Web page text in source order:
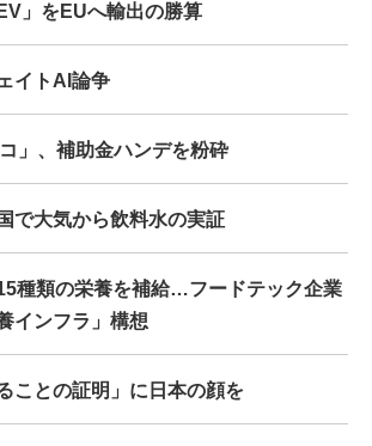
」をEUへ輸出の勝算
イトAI論争
」、補助金ハンデを粉砕
で大気から飲料水の実証
種類の栄養を補給…フードテック企業
インフラ」構想
ことの証明」に日本の顔を